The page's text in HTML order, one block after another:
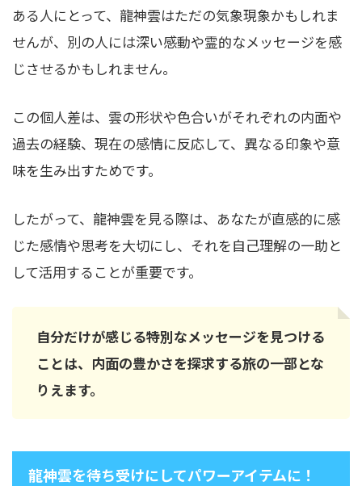
ある人にとって、龍神雲はただの気象現象かもしれま
せんが、別の人には深い感動や霊的なメッセージを感
じさせるかもしれません。
この個人差は、雲の形状や色合いがそれぞれの内面や
過去の経験、現在の感情に反応して、異なる印象や意
味を生み出すためです。
したがって、龍神雲を見る際は、あなたが直感的に感
じた感情や思考を大切にし、それを自己理解の一助と
して活用することが重要です。
自分だけが感じる特別なメッセージを見つける
ことは、内面の豊かさを探求する旅の一部とな
りえます。
龍神雲を待ち受けにしてパワーアイテムに！